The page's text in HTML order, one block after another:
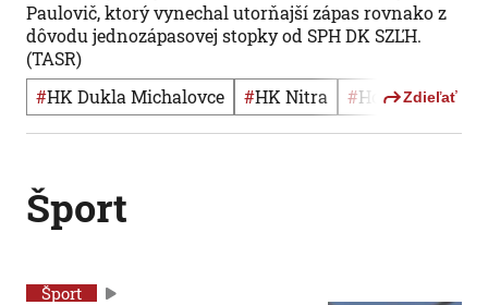
Paulovič, ktorý vynechal utorňajší zápas rovnako z
dôvodu jednozápasovej stopky od SPH DK SZĽH.
(TASR)
# HK Dukla Michalovce # HK Nitra # Hokej #
Zdieľať
Šport
Šport